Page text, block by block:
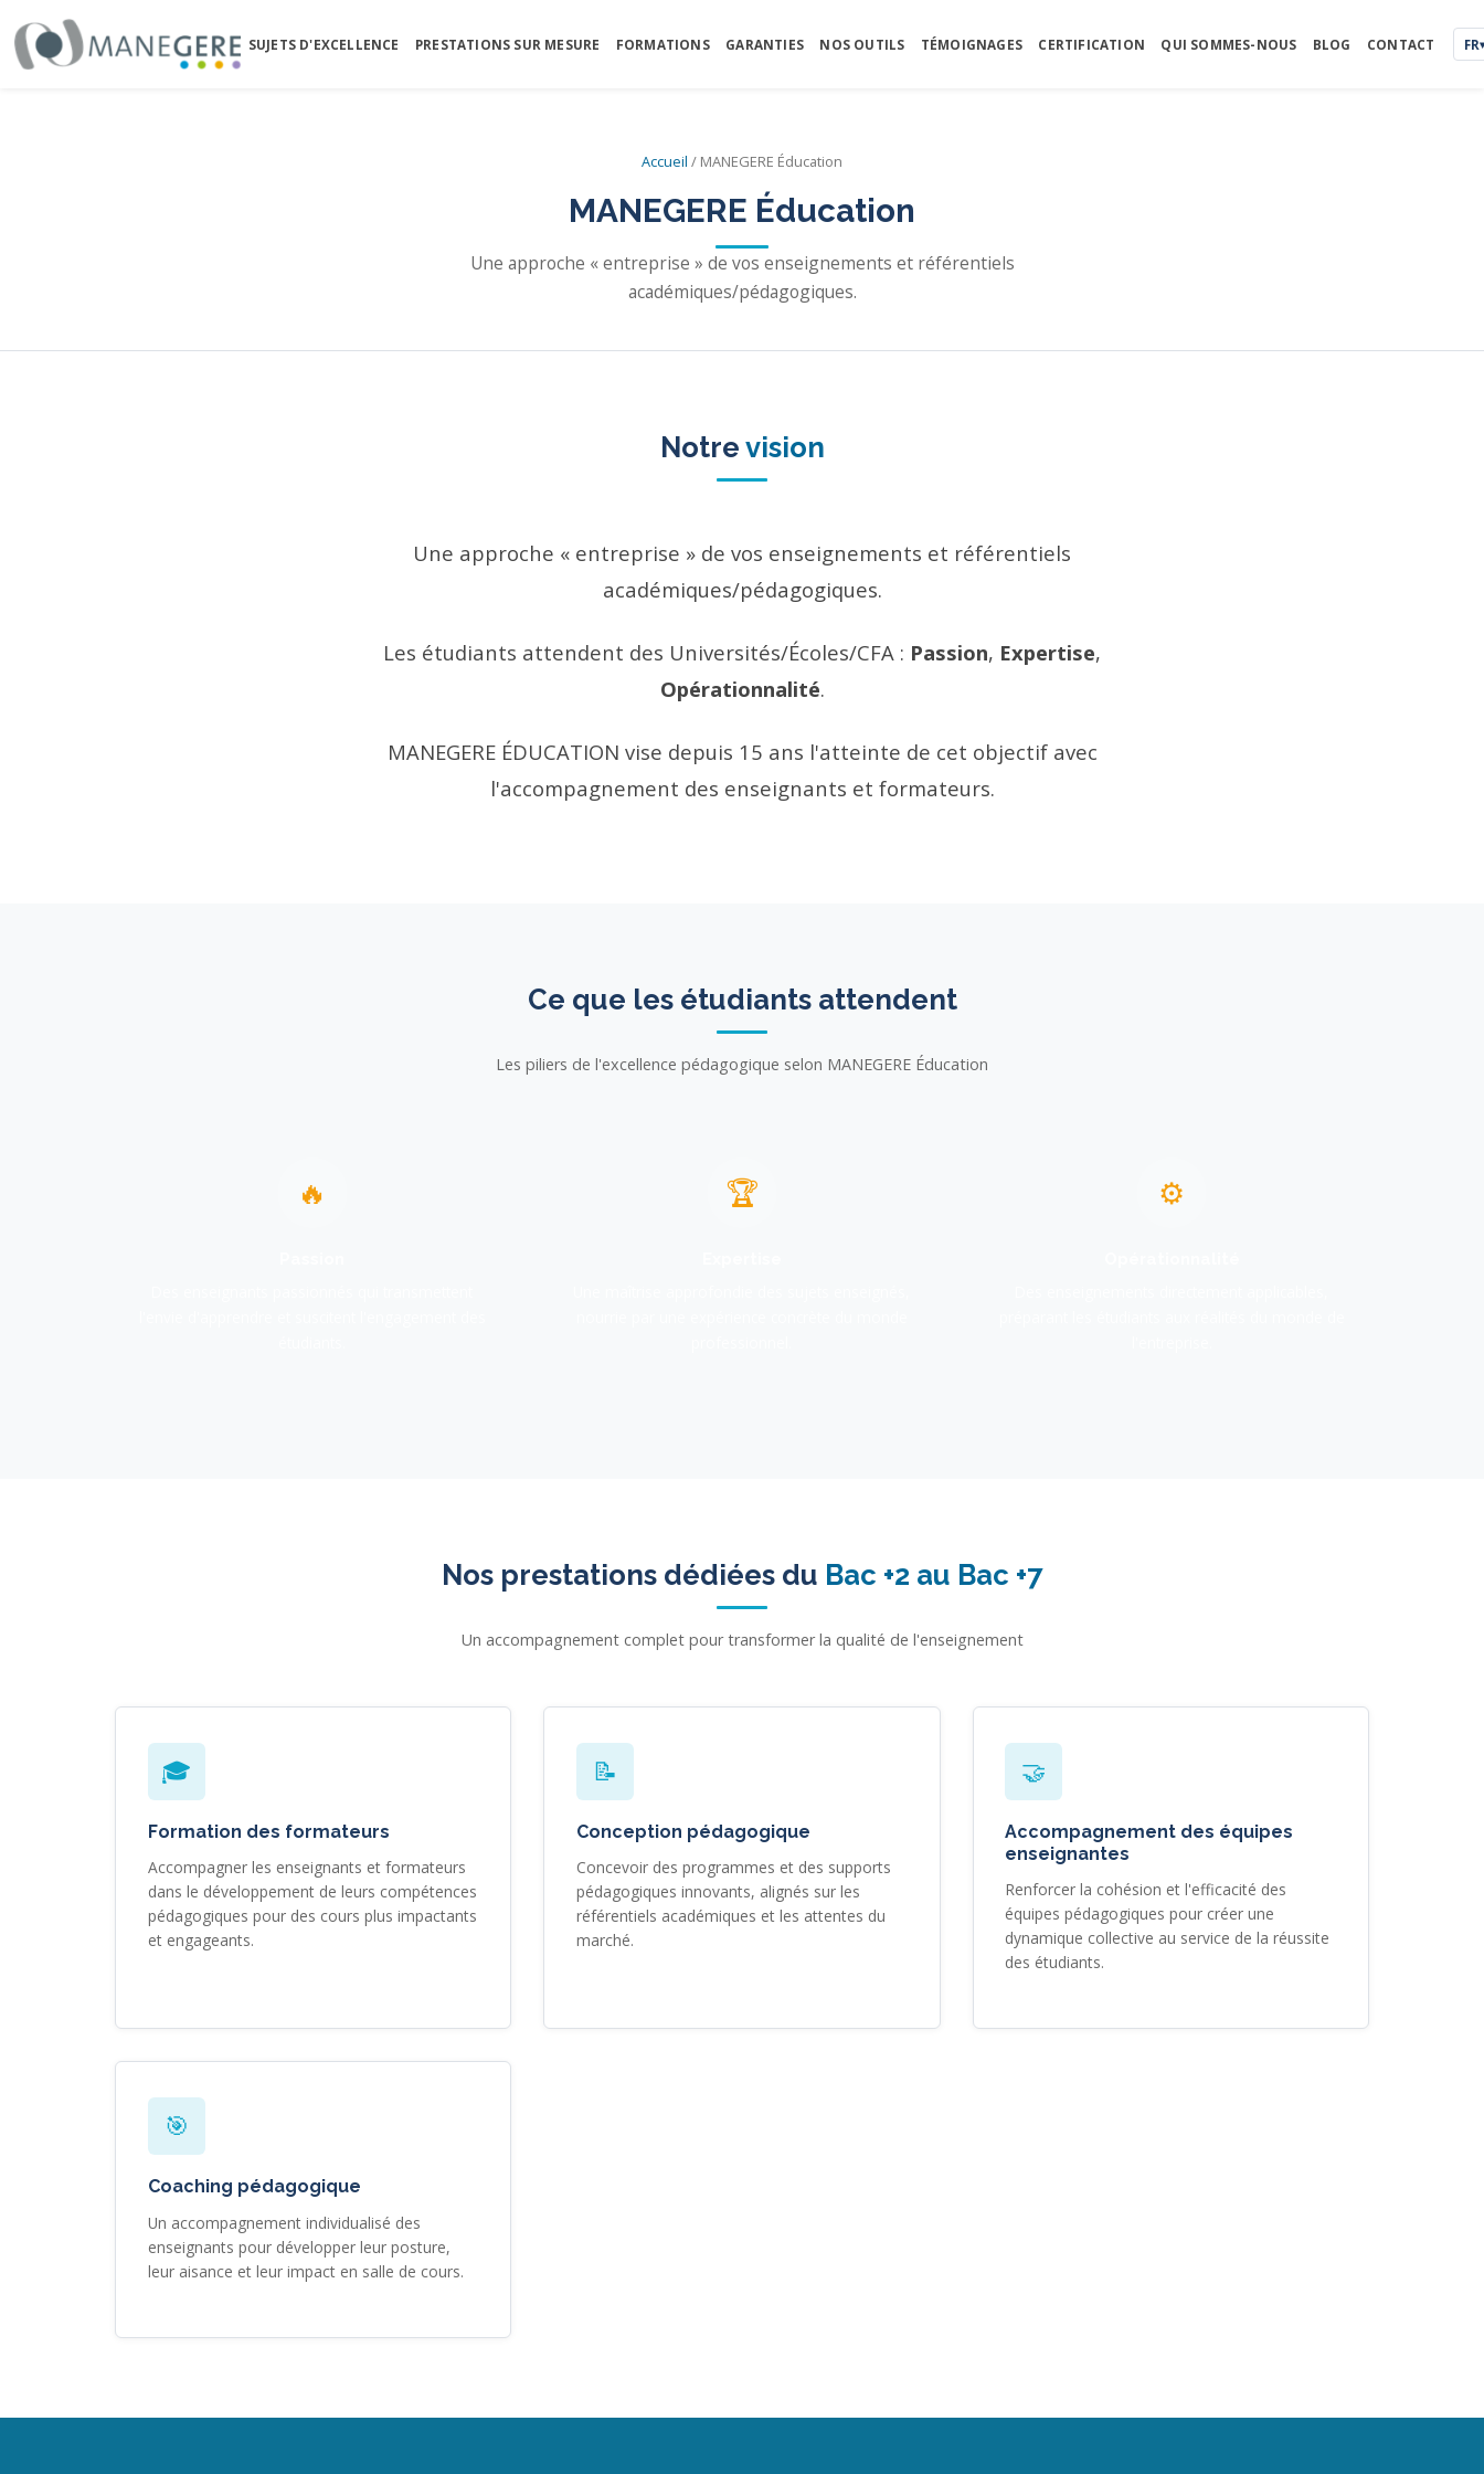
SUJETS D'EXCELLENCE PRESTATIONS SUR MESURE FORMATIONS GARANTIES NOS OUTILS TÉMOIGNAGES CERTIFICATION QUI SOMMES-NOUS BLOG CONTACT FR▾
Accueil / MANEGERE Éducation
MANEGERE Éducation
Une approche « entreprise » de vos enseignements et référentiels
académiques/pédagogiques.
Notre vision
Une approche « entreprise » de vos enseignements et référentiels
académiques/pédagogiques.
Les étudiants attendent des Universités/Écoles/CFA : Passion, Expertise,
Opérationnalité.
MANEGERE ÉDUCATION vise depuis 15 ans l'atteinte de cet objectif avec
l'accompagnement des enseignants et formateurs.
Ce que les étudiants attendent
Les piliers de l'excellence pédagogique selon MANEGERE Éducation
🔥 🏆 ⚙
Nos prestations dédiées du Bac +2 au Bac +7
Un accompagnement complet pour transformer la qualité de l'enseignement
🎓
Formation des formateurs
Accompagner les enseignants et formateurs
dans le développement de leurs compétences
pédagogiques pour des cours plus impactants
et engageants.
📝
Conception pédagogique
Concevoir des programmes et des supports
pédagogiques innovants, alignés sur les
référentiels académiques et les attentes du
marché.
🤝
Accompagnement des équipes
enseignantes
Renforcer la cohésion et l'efficacité des
équipes pédagogiques pour créer une
dynamique collective au service de la réussite
des étudiants.
🎯
Coaching pédagogique
Un accompagnement individualisé des
enseignants pour développer leur posture,
leur aisance et leur impact en salle de cours.